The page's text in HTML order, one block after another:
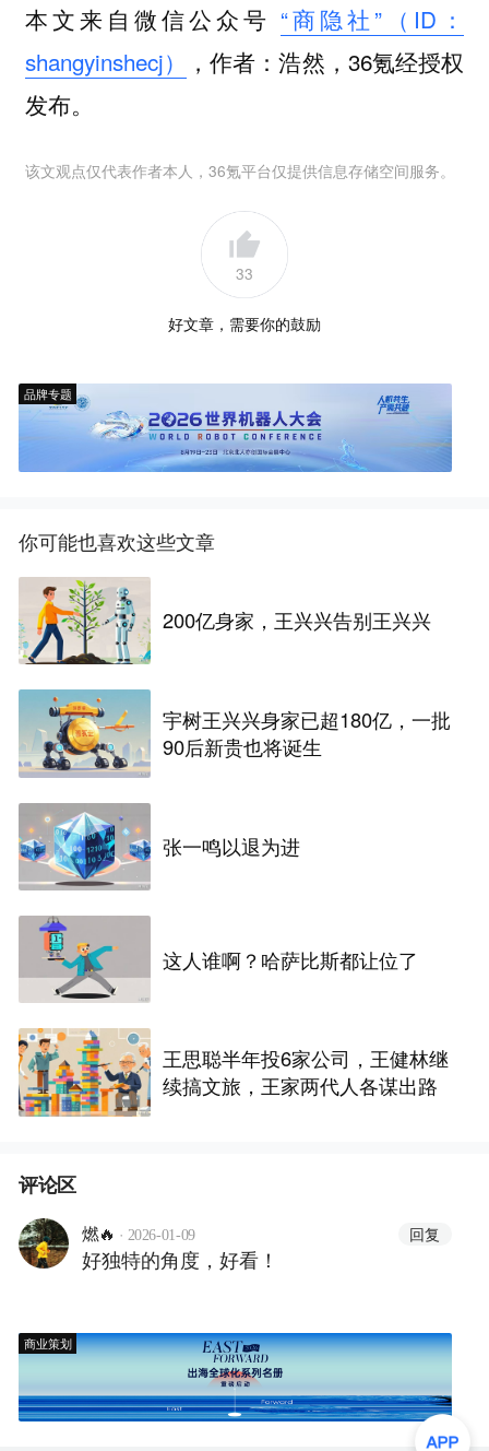
本文来自微信公众号 “商隐社”（ID：
shangyinshecj）
，作者：浩然，36氪经授权
发布。
该文观点仅代表作者本人，36氪平台仅提供信息存储空间服务。
33
好文章，需要你的鼓励
品牌专题
你可能也喜欢这些文章
200亿身家，王兴兴告别王兴兴
宇树王兴兴身家已超180亿，一批
90后新贵也将诞生
张一鸣以退为进
这人谁啊？哈萨比斯都让位了
王思聪半年投6家公司，王健林继
续搞文旅，王家两代人各谋出路
评论区
燃🔥 · 2026-01-09 回复
好独特的角度，好看！
商业策划